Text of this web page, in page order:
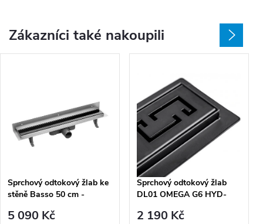
Zákazníci také nakoupili
Sprchový odtokový žlab ke
stěně Basso 50 cm -
5 090 Kč
Sprchový odtokový žlab
DL01 OMEGA G6 HYD-
2 190 Kč